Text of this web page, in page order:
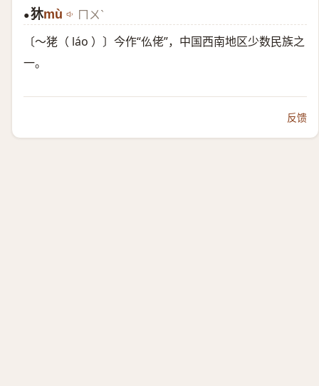
●狇mù ㄇㄨˋ
〔～狫（ láo ）〕今作“仫佬”，中国西南地区少数民族之
一。
反馈